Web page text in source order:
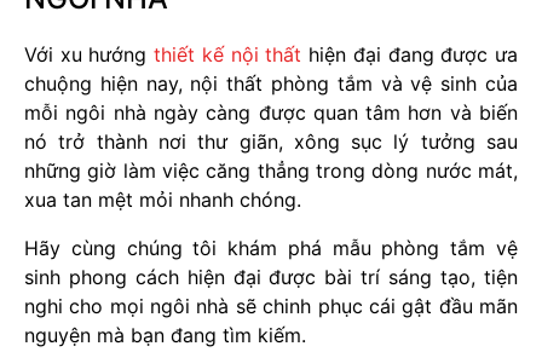
Với xu hướngthiết kế nội thất hiện đại đang được ưa
chuộng hiện nay, nội thất phòng tắm và vệ sinh của
mỗi ngôi nhà ngày càng được quan tâm hơn và biến
nó trở thành nơi thư giãn, xông sục lý tưởng sau
những giờ làm việc căng thẳng trong dòng nước mát,
xua tan mệt mỏi nhanh chóng.
Hãy cùng chúng tôi khám phá mẫu phòng tắm vệ
sinh phong cách hiện đại được bài trí sáng tạo, tiện
nghi cho mọi ngôi nhà sẽ chinh phục cái gật đầu mãn
nguyện mà bạn đang tìm kiếm.